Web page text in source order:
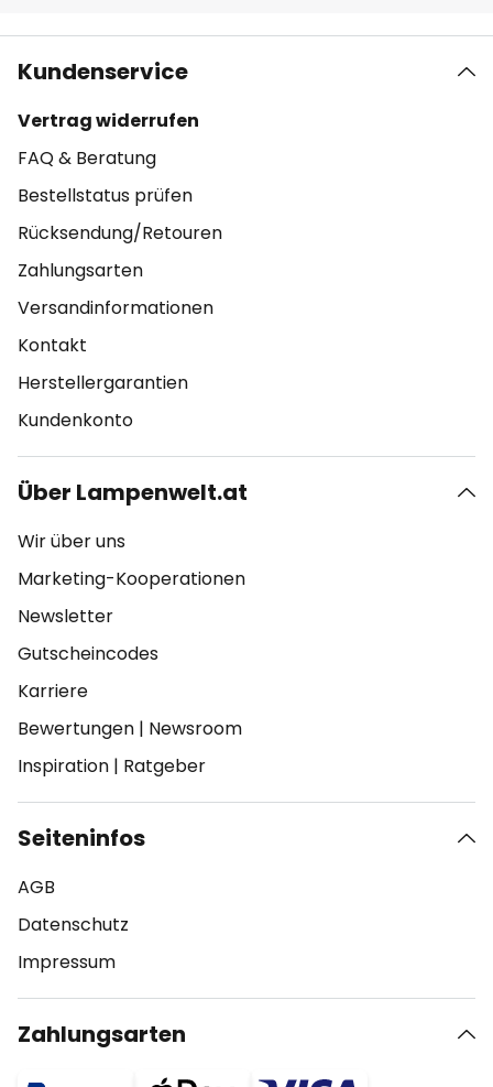
Kundenservice
Vertrag widerrufen
FAQ & Beratung
Bestellstatus prüfen
Rücksendung/Retouren
Zahlungsarten
Versandinformationen
Kontakt
Herstellergarantien
Kundenkonto
Über Lampenwelt.at
Wir über uns
Marketing-Kooperationen
Newsletter
Gutscheincodes
Karriere
Bewertungen | Newsroom
Inspiration | Ratgeber
Seiteninfos
AGB
Datenschutz
Impressum
Zahlungsarten